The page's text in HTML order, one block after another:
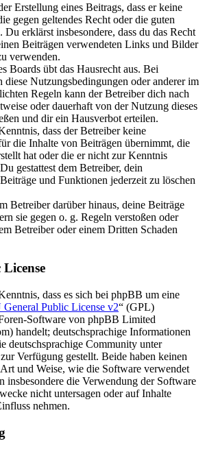
Erstellung eines Beitrags, dass er keine
gegen geltendes Recht oder die guten
Du erklärst insbesondere, dass du das Recht
Beiträgen verwendeten Links und Bilder
verwenden.
Boards übt das Hausrecht aus. Bei
diese Nutzungsbedingungen oder anderer im
Regeln kann der Betreiber dich nach
oder dauerhaft von der Nutzung dieses
und dir ein Hausverbot erteilen.
dass der Betreiber keine
die Inhalte von Beiträgen übernimmt, die
hat oder die er nicht zur Kenntnis
gestattest dem Betreiber, dein
und Funktionen jederzeit zu löschen
Betreiber darüber hinaus, deine Beiträge
sie gegen o. g. Regeln verstoßen oder
Betreiber oder einem Dritten Schaden
dass es sich bei phpBB um eine
Public License v2“ (GPL)
Software von phpBB Limited
handelt; deutschsprachige Informationen
deutschsprachige Community unter
Verfügung gestellt. Beide haben keinen
und Weise, wie die Software verwendet
insbesondere die Verwendung der Software
nicht untersagen oder auf Inhalte
nehmen.